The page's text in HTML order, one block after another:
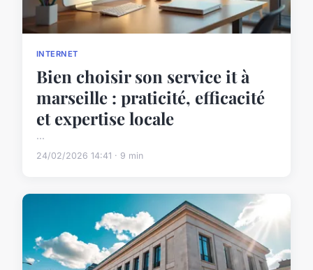
INTERNET
Bien choisir son service it à
marseille : praticité, efficacité
et expertise locale
...
24/02/2026 14:41 · 9 min